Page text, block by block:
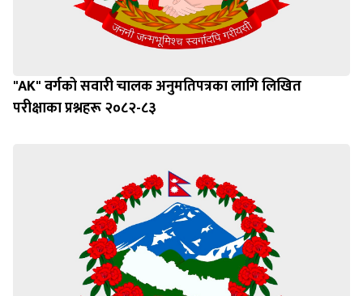
"AK" वर्गको सवारी चालक अनुमतिपत्रका लागि लिखित
परीक्षाका प्रश्नहरू २०८२-८३